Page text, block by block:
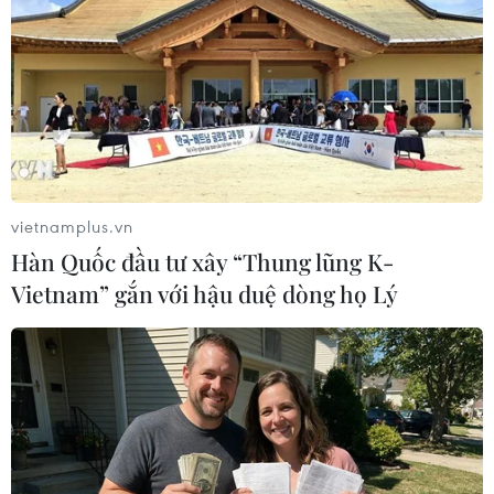
08/09/2021 23:07
Theo các chuyên gia, từ yêu cầu thực tế, việc tuyển
dụng nhân lực cần dựa vào năng lực cụ thể thay vì phụ
thuộc vào bằng cấp, cũng như cần xóa đi những nhìn
nhận thiếu thiện cảm với đào tạo nghề...
vietnamplus.vn
Hàn Quốc đầu tư xây “Thung lũng K-
Vietnam” gắn với hậu duệ dòng họ Lý